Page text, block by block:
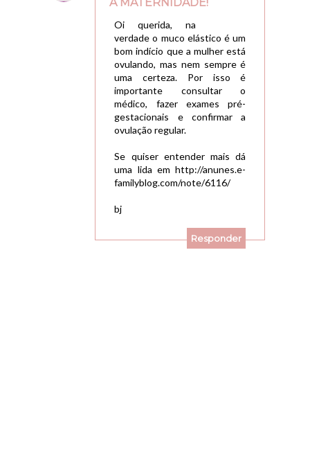
Oi querida, na
verdade o muco elástico é um
bom indício que a mulher está
ovulando, mas nem sempre é
uma certeza. Por isso é
importante consultar o
médico, fazer exames pré-
gestacionais e confirmar a
ovulação regular.
Se quiser entender mais dá
uma lida em http://anunes.e-
familyblog.com/note/6116/
bj
Responder